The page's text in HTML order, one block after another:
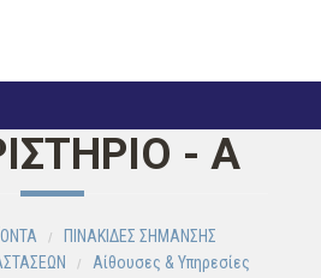
- A
ΠΙΝΑΚΙΔΕΣ ΣΗΜΑΝΣΗΣ
Αίθουσες & Υπηρεσίες